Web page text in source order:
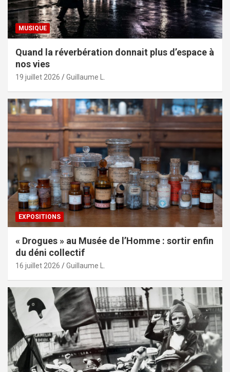
MUSIQUE
Quand la réverbération donnait plus d’espace à
nos vies
19 juillet 2026 Guillaume L.
EXPOSITIONS
« Drogues » au Musée de l’Homme : sortir enfin
du déni collectif
16 juillet 2026 Guillaume L.